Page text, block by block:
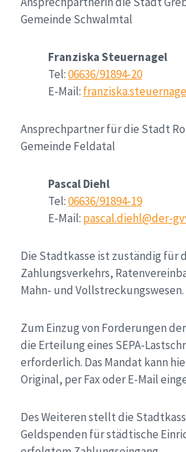
Gemeinde Schwalmtal
Franziska Steuernagel
Tel:06636/91894-20
E-Mail:
Ansprechpartner für die Stadt
Gemeinde Feldatal
Pascal Diehl
Tel:06636/91894-19
E-Mail: pascal.diehl@der-
Die Stadtkasse ist zuständig für
Zahlungsverkehrs,
Mahn- und Vollstreckungswesen.
Zum Einzug von Forderungen
die Erteilung eines SEPA-
erforderlich. Das Mandat kann
Original, per Fax oder E-Mail
Des Weiteren stellt die
Geldspenden für städtische